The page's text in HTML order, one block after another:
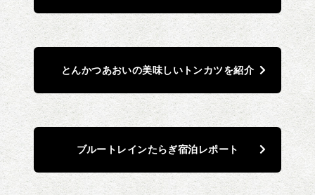
とんかつあおいの美味しいトンカツを紹介
ブルートレインたらぎ宿泊レポート